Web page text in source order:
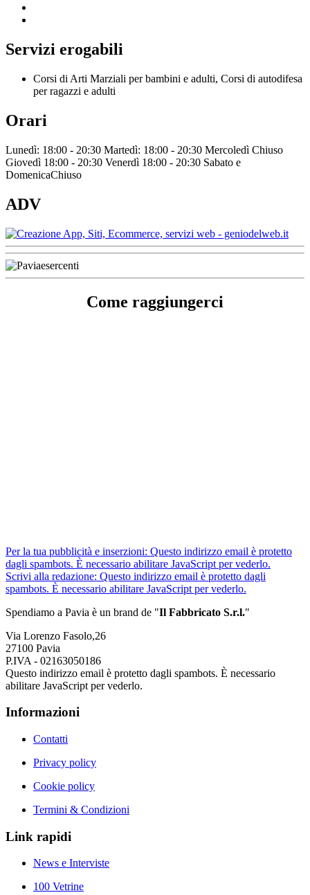
Servizi erogabili
Corsi di Arti Marziali per bambini e adulti, Corsi di autodifesa
per ragazzi e adulti
Orari
Lunedì: 18:00 - 20:30 Martedì: 18:00 - 20:30 Mercoledì Chiuso
Giovedì 18:00 - 20:30 Venerdì 18:00 - 20:30 Sabato e
DomenicaChiuso
ADV
Come raggiungerci
Per la tua pubblicità e inserzioni: Questo indirizzo email è protetto
dagli spambots. È necessario abilitare JavaScript per vederlo.
Scrivi alla redazione: Questo indirizzo email è protetto dagli
spambots. È necessario abilitare JavaScript per vederlo.
Spendiamo a Pavia è un brand de "Il Fabbricato S.r.l."
Via Lorenzo Fasolo,26
27100 Pavia
P.IVA - 02163050186
Questo indirizzo email è protetto dagli spambots. È necessario
abilitare JavaScript per vederlo.
Informazioni
Contatti
Privacy policy
Cookie policy
Termini & Condizioni
Link rapidi
News e Interviste
100 Vetrine